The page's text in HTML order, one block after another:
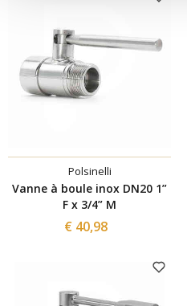
Polsinelli
Vanne à boule inox DN20 1”
F x 3/4” M
€ 40,98